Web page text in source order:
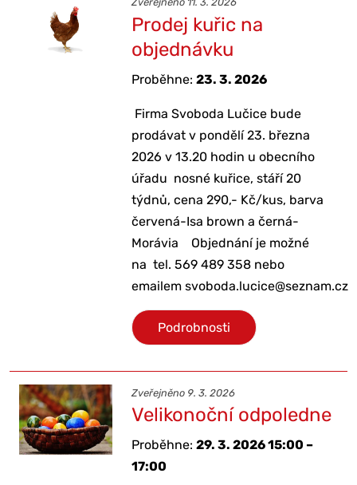
Prodej kuřic na
objednávku
Proběhne:23. 3. 2026
Firma Svoboda Lučice bude
prodávat v pondělí 23. března
2026 v 13.20 hodin u obecního
úřadu nosné kuřice, stáří 20
týdnů, cena 290,- Kč/kus, barva
červená-Isa brown a černá-
Morávia Objednání je možné
na tel. 569 489 358 nebo
emailem svoboda.lucice@seznam.cz
Podrobnosti
Zveřejněno 9. 3. 2026
Velikonoční odpoledne
Proběhne:29. 3. 2026 15:00 –
17:00